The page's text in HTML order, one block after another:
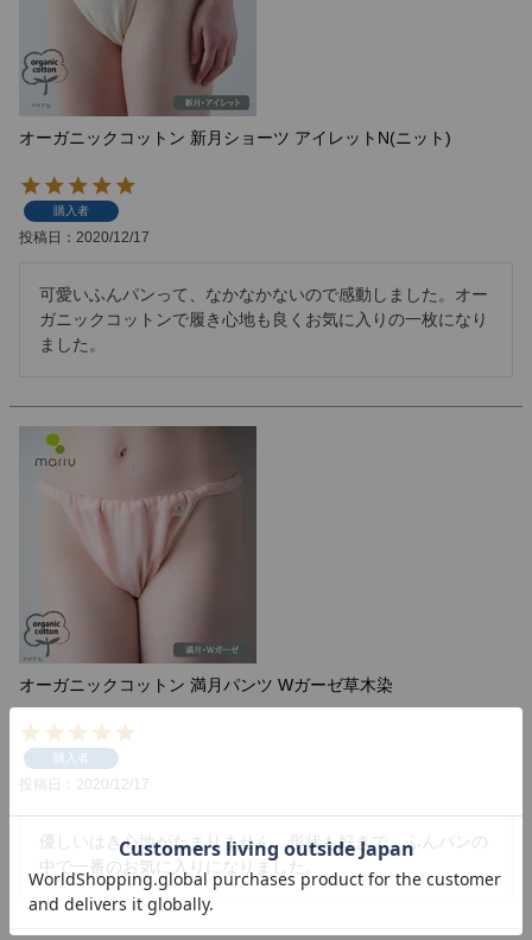
オーガニックコットン 新月ショーツ アイレットN(ニット)
購入者
投稿日 2020/12/17
可愛いふんパンって、なかなかないので感動しました。オー
ガニックコットンで履き心地も良くお気に入りの一枚になり
ました。
オーガニックコットン 満月パンツ Wガーゼ草木染
購入者
投稿日 2020/12/17
優しいはき心地がたまりません。形状も好きで、ふんパンの
中で一番のお気に入りになりました。